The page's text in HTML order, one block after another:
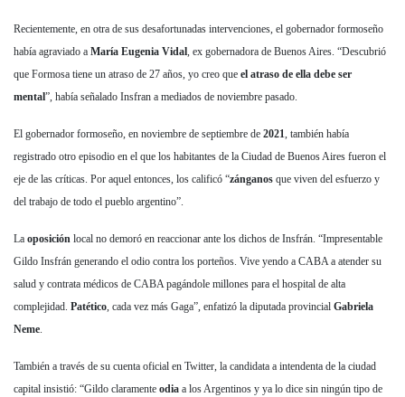
Recientemente, en otra de sus desafortunadas intervenciones, el gobernador formoseño
había agraviado a María Eugenia Vidal, ex gobernadora de Buenos Aires. “Descubrió
que Formosa tiene un atraso de 27 años, yo creo que el atraso de ella debe ser
mental”, había señalado Insfran a mediados de noviembre pasado.
El gobernador formoseño, en noviembre de septiembre de 2021, también había
registrado otro episodio en el que los habitantes de la Ciudad de Buenos Aires fueron el
eje de las críticas. Por aquel entonces, los calificó “zánganos que viven del esfuerzo y
del trabajo de todo el pueblo argentino”.
La oposición local no demoró en reaccionar ante los dichos de Insfrán. “Impresentable
Gildo Insfrán generando el odio contra los porteños. Vive yendo a CABA a atender su
salud y contrata médicos de CABA pagándole millones para el hospital de alta
complejidad. Patético, cada vez más Gaga”, enfatizó la diputada provincial Gabriela
Neme.
También a través de su cuenta oficial en Twitter, la candidata a intendenta de la ciudad
capital insistió: “Gildo claramente odia a los Argentinos y ya lo dice sin ningún tipo de